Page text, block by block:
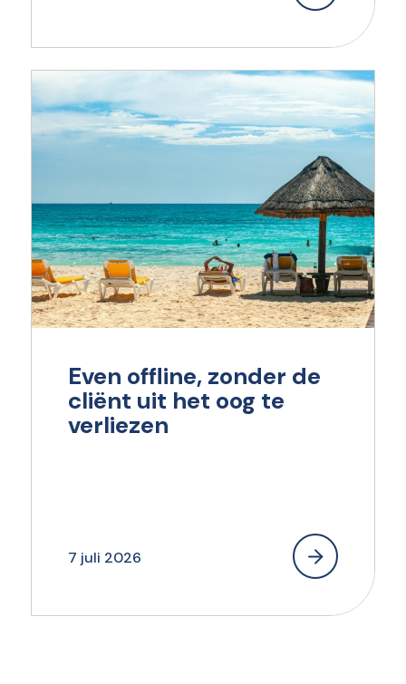
Even offline, zonder de
cliënt uit het oog te
verliezen
7 juli 2026